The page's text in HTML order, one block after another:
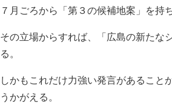
７月ごろから「第３の候補地案」を持
その立場からすれば、「広島の新たな
る。
しかもこれだけ力強い発言があること
うかがえる。